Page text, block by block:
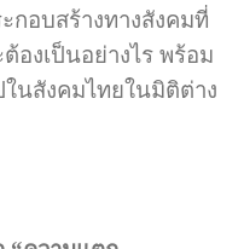
กอบสร้างทางสังคมที่
องเป็นอย่างไร พร้อม
นสังคมไทยในมิติต่าง